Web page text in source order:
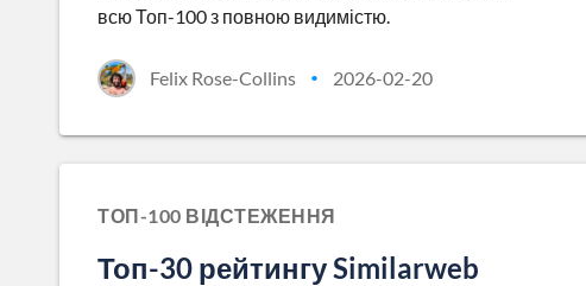
всю Топ-100 з повною видимістю.
Felix Rose-Collins • 2026-02-20
ТОП-100 ВІДСТЕЖЕННЯ
Топ-30 рейтингу Similarweb